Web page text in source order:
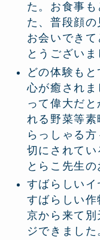
た。お食事
た、普段顔
お会いでき
とうございま
どの体験も
心が癒されま
って偉大だ
れる野菜等
らっしゃる
切にされてい
とらこ先生
すばらしいイ
すばらしい
京から来て
ジできまし